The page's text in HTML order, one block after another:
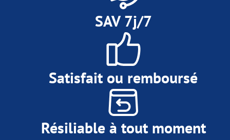
SAV 7j/7
Satisfait ou remboursé
Résiliable à tout moment